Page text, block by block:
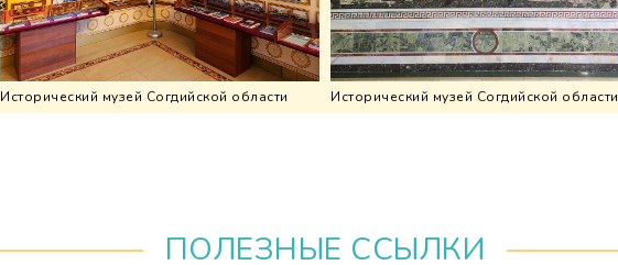
Исторический музей Согдийской области Исторический музей Согдийской области
ПОЛЕЗНЫЕ ССЫЛКИ